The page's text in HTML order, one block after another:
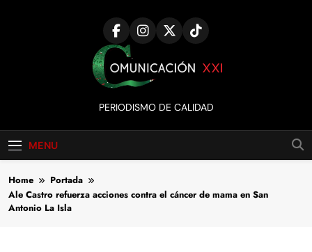
Comunicación
XXI
PERIODISMO DE CALIDAD
MENU
Home
Portada
Ale Castro refuerza acciones contra el cáncer de mama en San
Antonio La Isla